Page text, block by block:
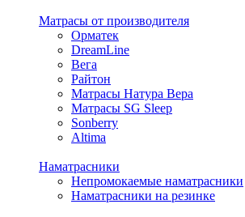
Матрасы от производителя
Орматек
DreamLine
Вега
Райтон
Матрасы Натура Вера
Матрасы SG Sleep
Sonberry
Altima
Наматрасники
Непромокаемые наматрасники
Наматрасники на резинке